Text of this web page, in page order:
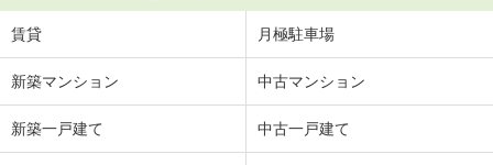
賃貸 月極駐車場
新築マンション 中古マンション
新築一戸建て 中古一戸建て